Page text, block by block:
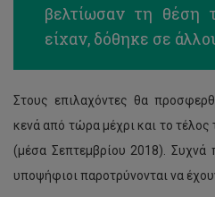
βελτίωσαν τη θέση
είχαν, δόθηκε σε
Στους επιλαχόντες θα
κενά από τώρα μέχρι και το
(μέσα Σεπτεμβρίου 2018). Συχνά
υποψήφιοι παροτρύνονται να